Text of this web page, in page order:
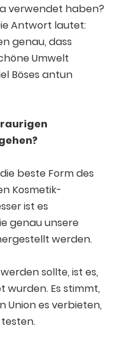
verwendet haben?
Antwort lautet:
genau, dass
Umwelt
Böses antun
beste Form des
Kosmetik-
ist es
genau unsere
werden.
sollte, ist es,
wurden. Es stimmt,
Union es verbieten,